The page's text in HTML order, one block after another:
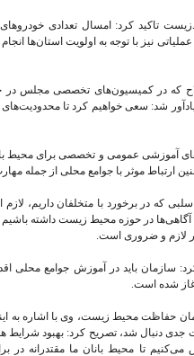
تاکید کرد: امسال تعدادی خودروهای
نیز با توجه به اولویت استان‌ها
که در کمیسیون‌های تخصصی مجلس در
شد: سعی خواهیم کرد تا محدودیت‌های
آموزشی عمومی و تخصصی برای محیط
ارتباط موثر با جوامع محلی از جمله
سلبی که در برخورد با متخلفان داریم،
در حوزه محیط زیست داشته باشیم
لازم و ضروری است.
سازمان باید در آموزش جوامع محلی
شده است.
حفاظت محیط زیست، وی با اشاره به
دنبال شد، تصریح کرد: بهبود شرایط
می‌کنیم تا محیط بانان ما مقتدرانه